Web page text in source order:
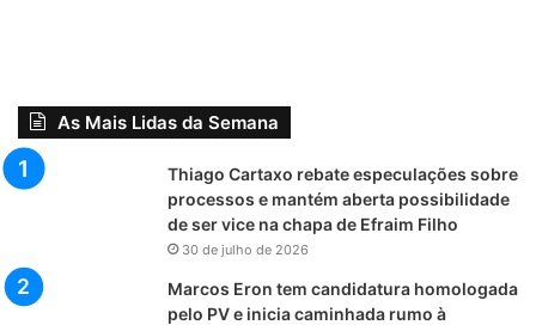
As Mais Lidas da Semana
Thiago Cartaxo rebate especulações sobre
processos e mantém aberta possibilidade
de ser vice na chapa de Efraim Filho
30 de julho de 2026
Marcos Eron tem candidatura homologada
pelo PV e inicia caminhada rumo à